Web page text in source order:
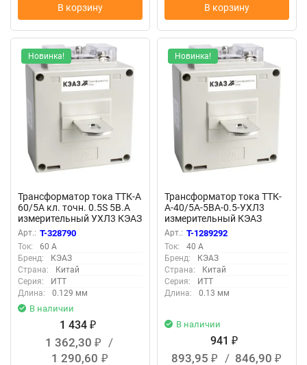
В корзину В корзину
Новинка!
Трансформатор тока ТТК-А
60/5А кл. точн. 0.5S 5В.А
измерительный УХЛ3 КЭАЗ
219663
Арт.: T-328790
Ток:
60 А
Бренд:
КЭАЗ
Страна:
Китай
Серия:
ИТТ
Длина:
0.129 мм
В наличии
1 434 ₽
1 362,30 ₽
/
1 290,60 ₽
Новинка!
Трансформатор тока ТТК-
А-40/5А-5ВА-0.5-УХЛ3
измерительный КЭАЗ
282980
Арт.: T-1289292
Ток:
40 А
Бренд:
КЭАЗ
Страна:
Китай
Серия:
ИТТ
Длина:
0.13 мм
В наличии
941 ₽
893,95 ₽ / 846,90 ₽